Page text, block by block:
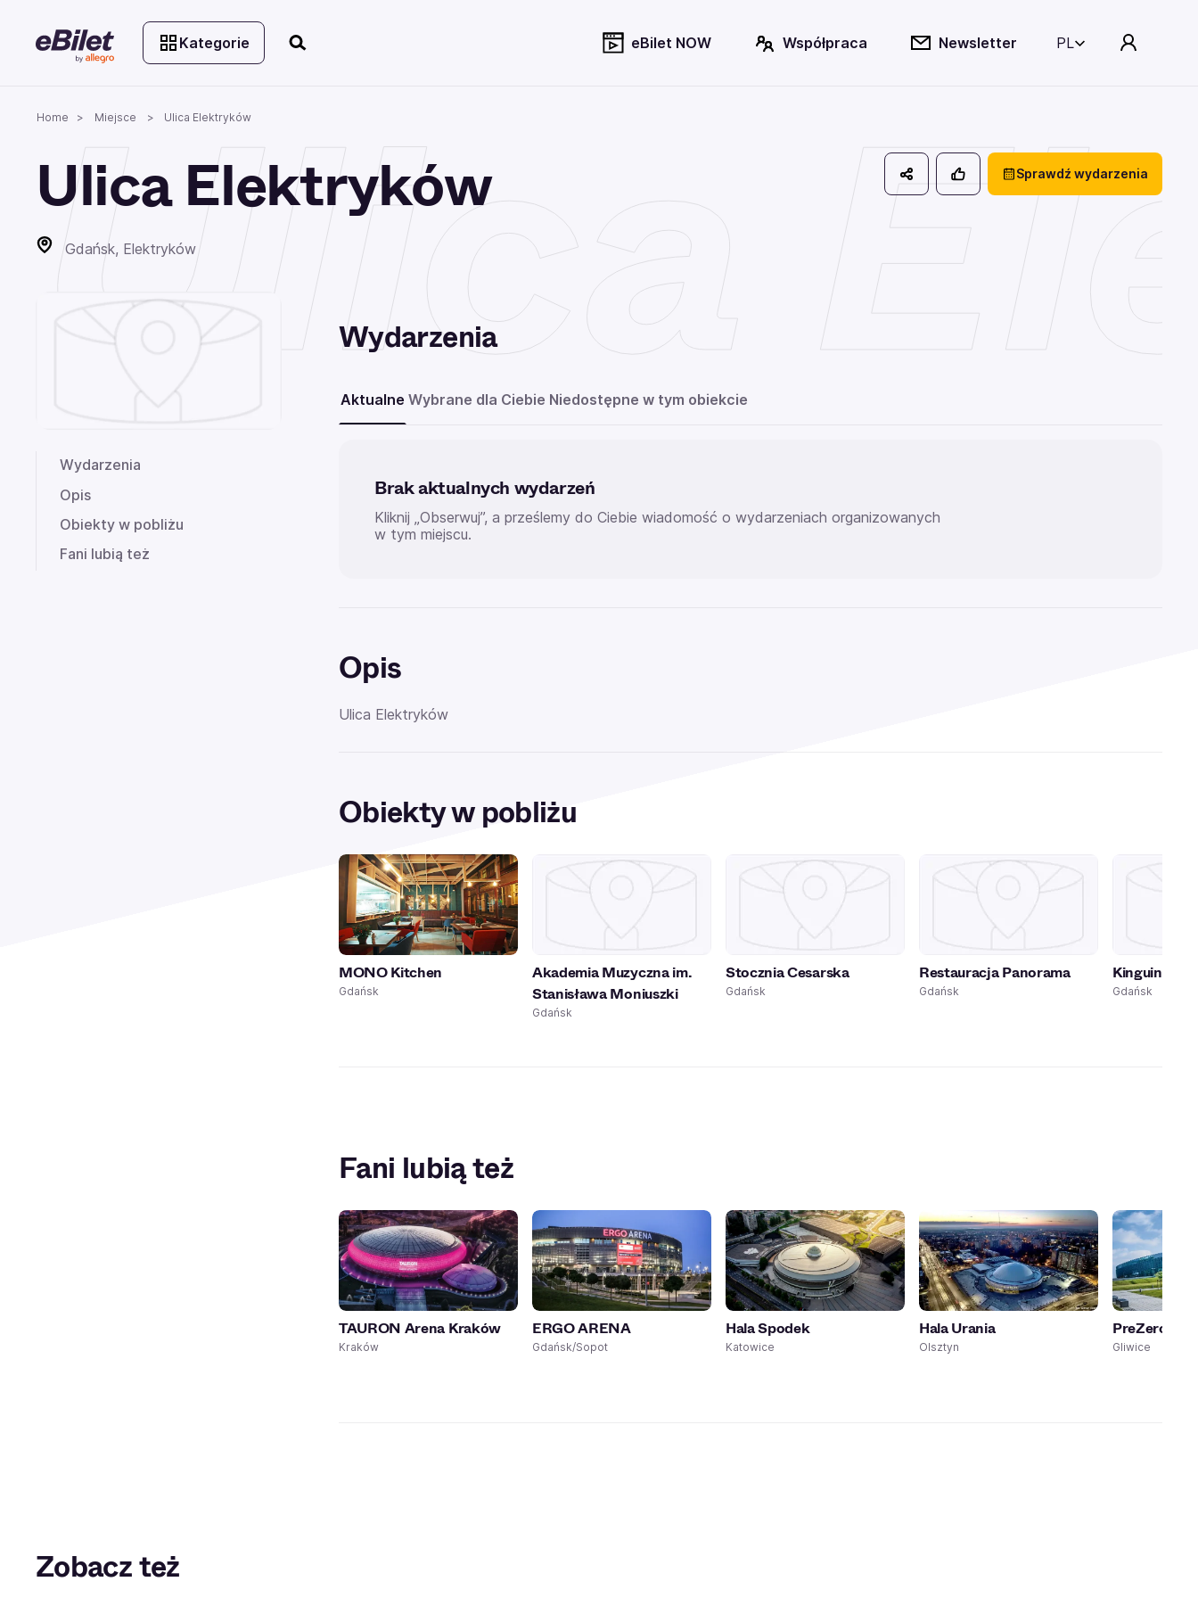
Kategorie eBilet NOW Współpraca Newsletter PL
Home Miejsce Ulica Elektryków
Ulica
Ulica Elektryków
Gdańsk, Elektryków
Sprawdź wydarzenia
Wydarzenia
Opis
Obiekty w pobliżu
Fani lubią też
Wydarzenia
Aktualne Wybrane dla Ciebie Niedostępne w tym obiekcie
Brak aktualnych wydarzeń
Kliknij „Obserwuj”, a prześlemy do Ciebie wiadomość o wydarzeniach organizowanych
w tym miejscu.
Opis
Ulica Elektryków
Obiekty w pobliżu
MONO Kitchen
Gdańsk
Akademia Muzyczna im.
Stanisława Moniuszki
Gdańsk
Stocznia Cesarska
Gdańsk
Restauracja Panorama
Gdańsk
Kinguin
Gdańsk
Fani lubią też
TAURON Arena Kraków
Kraków
ERGO ARENA
Gdańsk/Sopot
Hala Spodek
Katowice
Hala Urania
Olsztyn
PreZero
Gliwice
Zobacz też